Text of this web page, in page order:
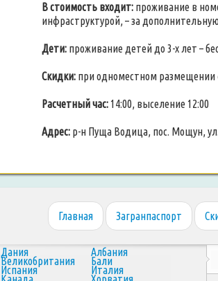
В стоимость входит: проживание в
инфраструктурой, – за
Дети: проживание детей до 3-х лет –
Скидки: при одноместном размещении
Расчетный час: 14:00, выселение 12:00
Адрес: р-н Пуща Водица, пос. Мощун,
Главная Загранпаспорт
Дания Албания
Великобритания Бали
Испания Италия